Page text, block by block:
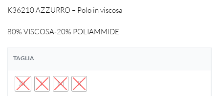
K36210 AZZURRO – Polo in viscosa
80% VISCOSA-20% POLIAMMIDE
TAGLIA
XL L M S